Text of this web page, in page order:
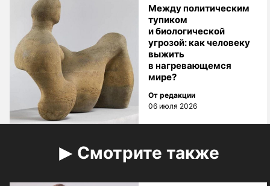
Между политическим
тупиком
и биологической
угрозой: как человеку
выжить
в нагревающемся
мире?
От редакции
06 июля 2026
Смотрите также